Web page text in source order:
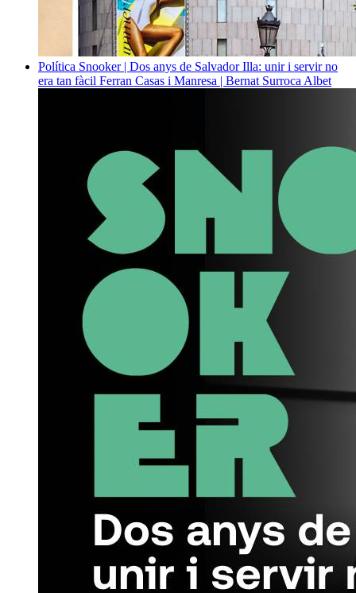
Política Snooker | Dos anys de Salvador Illa: unir i servir no
era tan fàcil Ferran Casas i Manresa | Bernat Surroca Albet